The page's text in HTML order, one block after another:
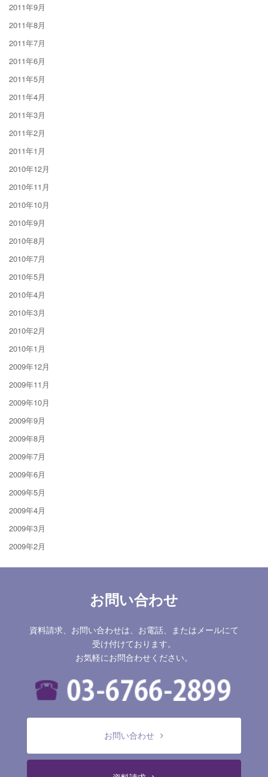
2011年9月
2011年8月
2011年7月
2011年6月
2011年5月
2011年4月
2011年3月
2011年2月
2011年1月
2010年12月
2010年11月
2010年10月
2010年9月
2010年8月
2010年7月
2010年5月
2010年4月
2010年3月
2010年2月
2010年1月
2009年12月
2009年11月
2009年10月
2009年9月
2009年8月
2009年7月
2009年6月
2009年5月
2009年4月
2009年3月
2009年2月
お問い合わせ
資料請求、お問い合わせは、お電話、またはメールにて
受け付けております。
お気軽にお問合わせください。
お問い合わせ